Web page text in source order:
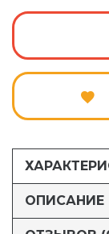
ОПИСАНИЕ